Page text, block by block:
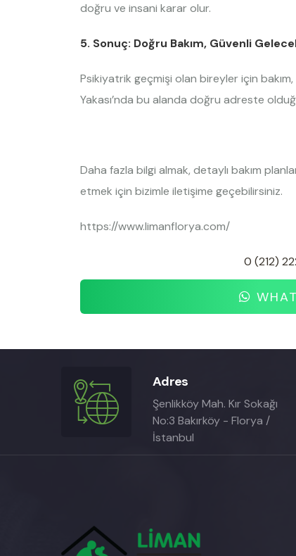
doğru ve insani karar olur.
5. Sonuç: Doğru Bakım, Güvenli
Psikiyatrik geçmişi olan bireyler için
Yakası’nda bu alanda doğru adreste
Daha fazla bilgi almak, detaylı bakım
etmek için bizimle iletişime geçebilirsiniz.
https://www.limanflorya.com/
0 (212)
Adres
Şenlikköy Mah. Kır Sokağı
No:3 Bakırköy - Florya /
İstanbul